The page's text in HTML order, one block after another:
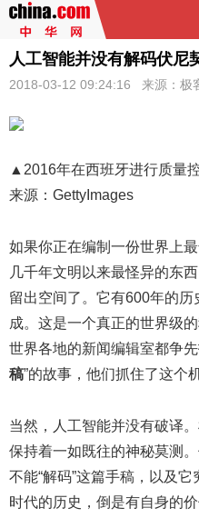
人工智能并没有解码伏尼
2018-03-12 09:24:16 来源：极
▲2016年在西班牙进行质量
来源：GettyImages
如果你正在编制一份世界上
几千年文明以来最怪异的东
留出空间了。它有600年的
成。这是一个真正的世界级
世界各地的新闻编辑室都争先
稿”的故事，他们抓住了这个
当然，人工智能并没有破译
保持着一如既往的神秘莫测
不能“解码”这篇手稿，以及
时代的历史，倒是有自身的